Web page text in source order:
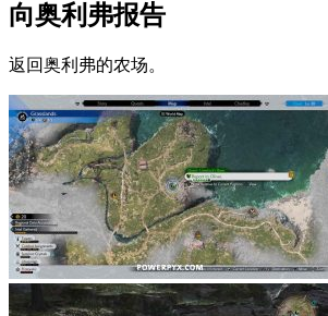
向奥利弗报告
返回奥利弗的农场。